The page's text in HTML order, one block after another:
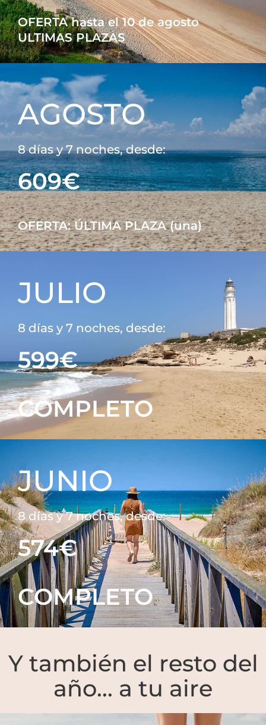
OFERTA hasta el 10 de agosto
ULTIMAS PLAZAS
AGOSTO
8 días y 7 noches, desde:
609€
OFERTA: ÚLTIMA PLAZA (una)
JULIO
8 días y 7 noches, desde:
599€
COMPLETO
JUNIO
8 días y 7 noches, desde:
574€
COMPLETO
Y también el resto del
año... a tu aire